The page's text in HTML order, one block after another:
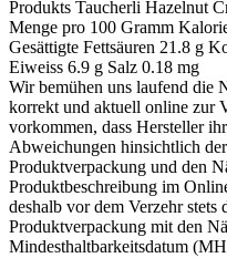
Produkts Taucherli Hazelnut
Menge pro 100 Gramm
Gesättigte Fettsäuren 21.8 g
Eiweiss 6.9 g Salz 0.18 mg
Wir bemühen uns laufend die
korrekt und aktuell online zur
vorkommen, dass Hersteller
Abweichungen hinsichtlich
Produktverpackung und den
Produktbeschreibung im
deshalb vor dem Verzehr stets
Produktverpackung mit den
Mindesthaltbarkeitsdatum